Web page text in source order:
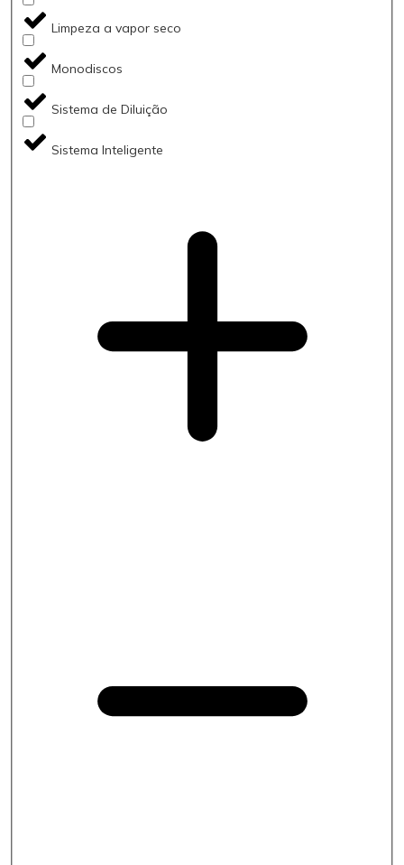
Limpeza a vapor seco
Monodiscos
Sistema de Diluição
Sistema Inteligente